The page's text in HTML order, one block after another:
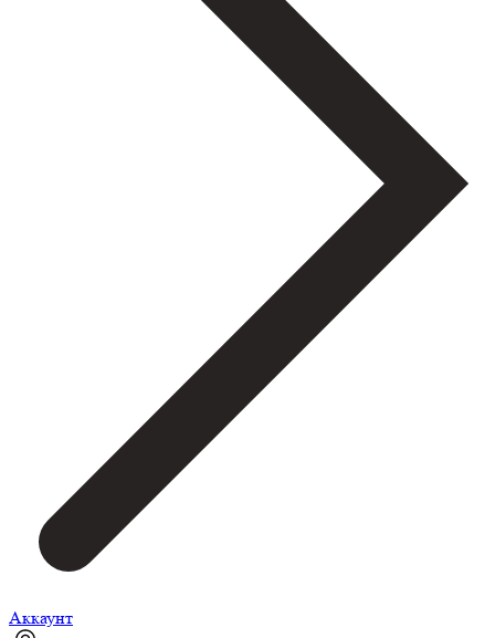
Аккаунт